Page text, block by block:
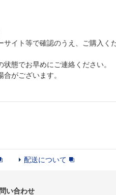
イト等で確認のうえ、ご購入く
態でお早めにご連絡ください。
がございます。
配送について
い合わせ